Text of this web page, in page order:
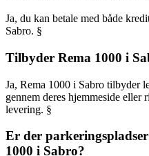
Ja, du kan betale med både
Sabro. §
Tilbyder Rema 1000 i
Ja, Rema 1000 i Sabro tilbyder
gennem deres hjemmeside
levering. §
Er der
1000 i Sabro?